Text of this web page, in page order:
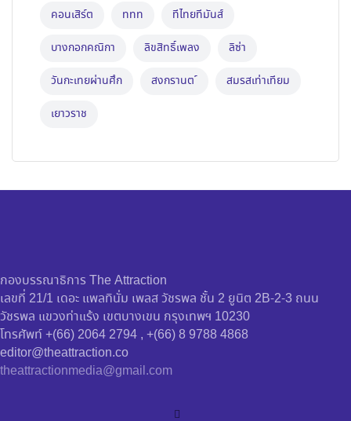
คอนเสิร์ต ททท ทีไทยทีมันส์
บางกอกคณิกา ลิขสิทธิ์เพลง ลิซ่า
วันกะเทยผ่านศึก สงกรานต ์ สมรสเท่าเทียม
เยาวราช
กองบรรณาธิการ The Attraction
เลขที่ 21/1 เดอะ แพลทินั่ม เพลส วัชรพล ชั้น 2 ยูนิต 2B-2-3 ถนน
วัชรพล แขวงท่าแร้ง เขตบางเขน กรุงเทพฯ 10230
โทรศัพท์ +(66) 2064 2794 , +(66) 8 9788 4868
editor@theattraction.co
theattractionmedia@gmail.com